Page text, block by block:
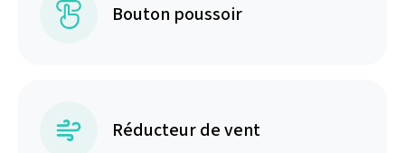
Bouton poussoir
Réducteur de vent